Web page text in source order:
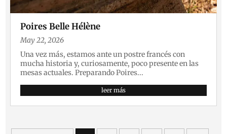
Poires Belle Hélène
May 22, 2026
Una vez más, estamos ante un postre francés con
mucha historia y, curiosamente, poco presente en las
mesas actuales. Preparando Poires...
leer más